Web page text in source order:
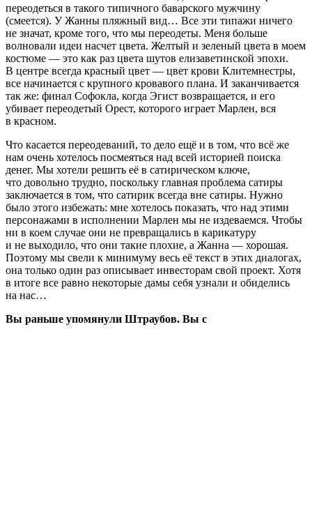
переодеться в такого типичного баварского мужчину
(смеется). У Жанны пляжный вид… Все эти типажи ничего
не значат, кроме того, что мы переодеты. Меня больше
волновали идеи насчет цвета. Желтый и зеленый цвета в моем
костюме — это как раз цвета шутов елизаветинской эпохи.
В центре всегда красный цвет — цвет крови Клитемнестры,
все начинается с крупного кровавого плана. И заканчивается
так же: финал Софокла, когда Эгист возвращается, и его
убивает переодетый Орест, которого играет Марлен, вся
в красном.
Что касается переодеваний, то дело ещё и в том, что всё же
нам очень хотелось посмеяться над всей историей поиска
денег. Мы хотели решить её в сатирическом ключе,
что довольно трудно, поскольку главная проблема сатиры
заключается в том, что сатирик всегда вне сатиры. Нужно
было этого избежать: мне хотелось показать, что над этими
персонажами в исполнении Марлен мы не издеваемся. Чтобы
ни в коем случае они не превращались в карикатуру
и не выходило, что они такие плохие, а Жанна — хорошая.
Поэтому мы свели к минимуму весь её текст в этих диалогах,
она только один раз описывает инвесторам свой проект. Хотя
в итоге все равно некоторые дамы себя узнали и обиделись
на нас…
Вы раньше упомянули Штраубов. Вы с